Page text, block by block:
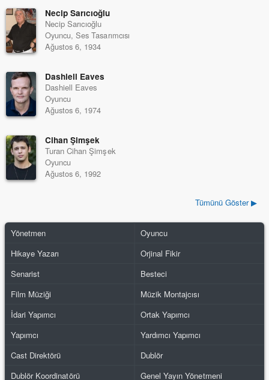
Necip Sarıcıoğlu
Necip Sarıcıoğlu
Oyuncu, Ses Tasarımcısı
Ağustos 6, 1934
Dashiell Eaves
Dashiell Eaves
Oyuncu
Ağustos 6, 1974
Cihan Şimşek
Turan Cihan Şimşek
Oyuncu
Ağustos 6, 1992
Tümünü Göster ▶
Yönetmen
Oyuncu
Hikaye Yazarı
Orjinal Fikir
Senarist
Besteci
Film Müziği
Müzik Montajcısı
İdari Yapımcı
Ortak Yapımcı
Yapımcı
Yardımcı Yapımcı
Cast Direktörü
Dublör
Dublör Koordinatörü
Genel Yayın Yönetmeni